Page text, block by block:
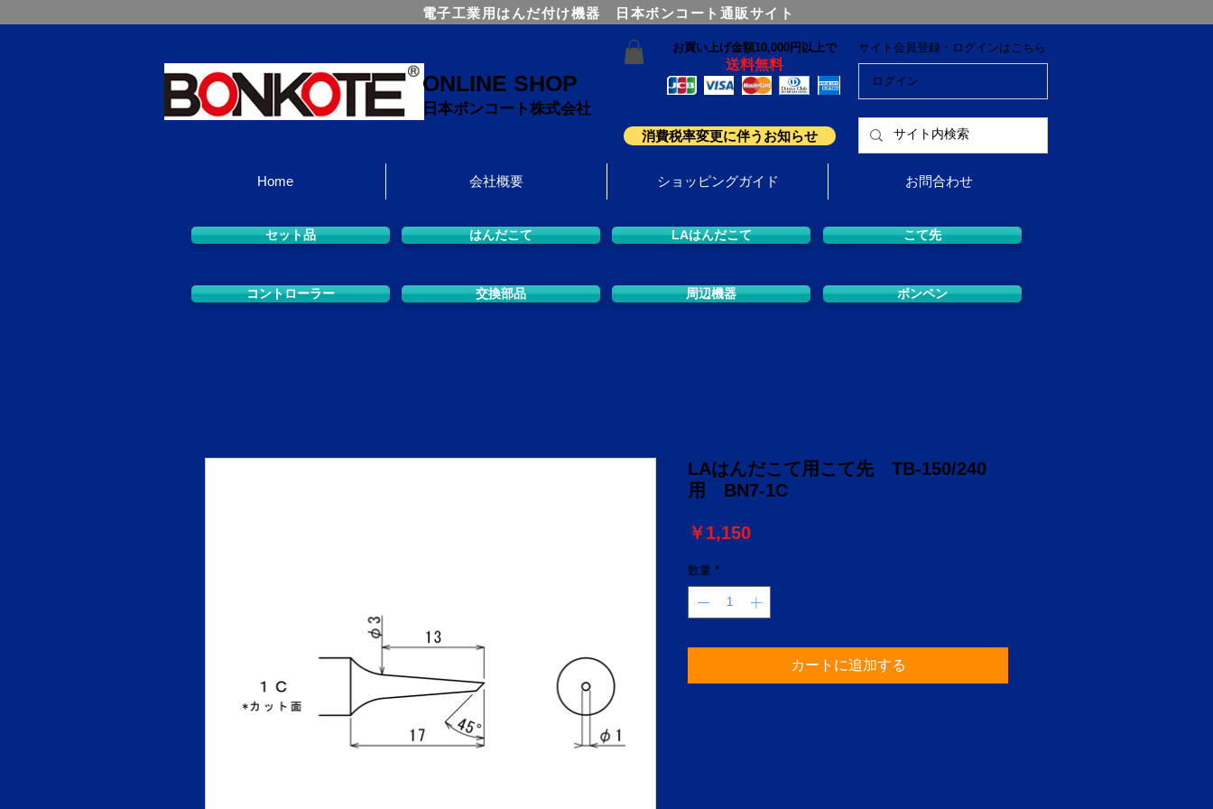
電子工業用はんだ付け機器 日本ボンコート通販サイト
ONLINE SHOP
日本ボンコート株式会社
お買い上げ金額10,000円以上で
送料無料
消費税率変更に伴うお知らせ
サイト会員登録・ログインはこちら
ログイン
Home 会社概要 ショッピングガイド お問合わせ
セット品 はんだこて LAはんだこて こて先
コントローラー 交換部品 周辺機器 ボンペン
LAはんだこて用こて先 TB-150/240
用 BN7-1C
￥1,150価
数量 *
カートに追加する